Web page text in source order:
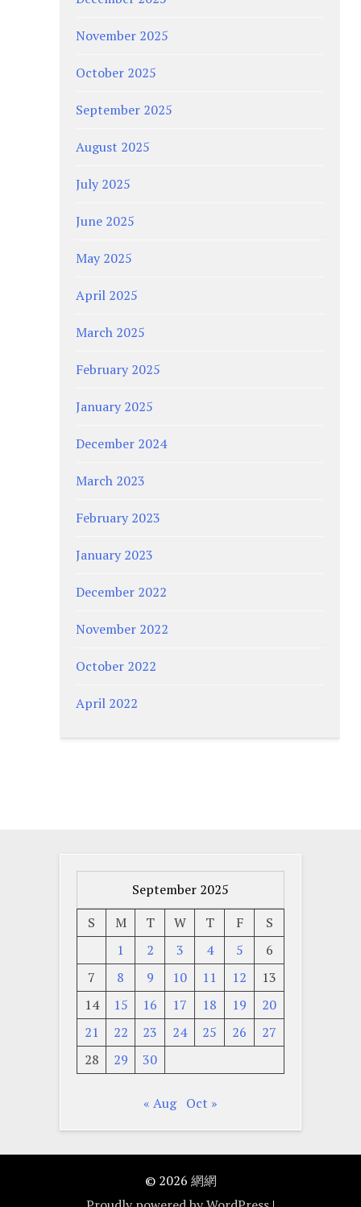
November 2025
October 2025
September 2025
August 2025
July 2025
June 2025
May 2025
April 2025
March 2025
February 2025
January 2025
December 2024
March 2023
February 2023
January 2023
December 2022
November 2022
October 2022
April 2022
September 2025
S
M T W T F
S
1
2 3 4 5
6
7
8 9 10 11 12
13
14
15 16 17 18 19
20
21
22 23 24 25 26
27
28
29 30
« Aug Oct »
© 2026 網網